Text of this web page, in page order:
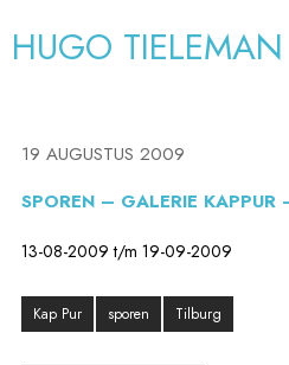
HUGO TIELEMAN
19 AUGUSTUS 2009
SPOREN – GALERIE KAPPUR
13-08-2009 t/m 19-09-2009
Kap Pur sporen Tilburg